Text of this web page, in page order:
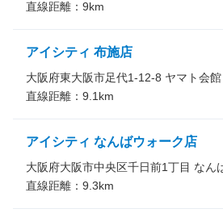
直線距離： 9km
アイシティ 布施店
大阪府東大阪市足代1-12-8 ヤマト会
直線距離： 9.1 km
アイシティ なんばウォーク店
大阪府大阪市中央区千日前1丁目 なん
直線距離： 9.3km